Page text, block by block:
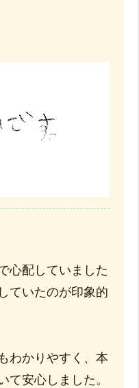
心配していました
ていたのが印象的
わかりやすく、本
て安心しました。